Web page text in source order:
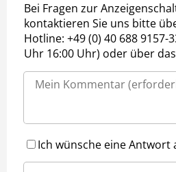
Bei Fragen zur
kontaktieren Sie uns bitte
Hotline: +49 (0) 40 688 9157-
Uhr 16:00 Uhr) oder über
Ich wünsche eine Antwort